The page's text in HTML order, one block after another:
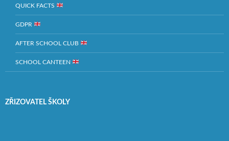
QUICK FACTS
GDPR
AFTER SCHOOL CLUB
SCHOOL CANTEEN
ZŘIZOVATEL ŠKOLY